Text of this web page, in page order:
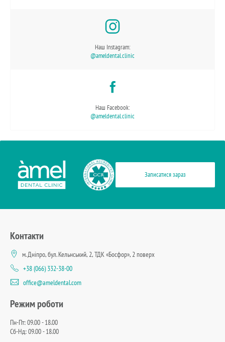
Наш Instagram:
@ameldental.clinic
Наш Facebook:
@ameldental.clinic
Записатися зараз
Контакти
м. Дніпро, бул. Кельнський, 2, ТДК «Босфор», 2 поверх
+38 (066) 332-38-00
office@ameldental.com
Режим роботи
Пн-Пт: 09.00 - 18.00
Сб-Нд: 09.00 - 18.00